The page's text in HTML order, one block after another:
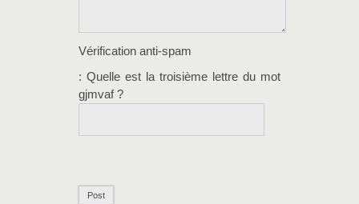
Vérification anti-spam
: Quelle est la troisième lettre du mot
gjmvaf?